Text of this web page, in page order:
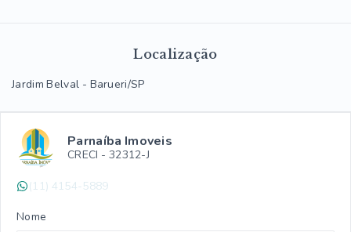
Localização
Jardim Belval - Barueri/SP
Parnaíba Imoveis
CRECI - 32312-J
(11) 4154-5889
Nome